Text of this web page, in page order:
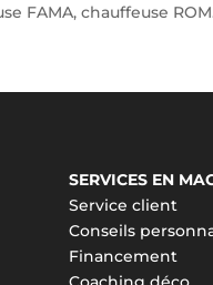
FAMA, chauffeuse
SERVICES EN
Service client
Conseils
Financement